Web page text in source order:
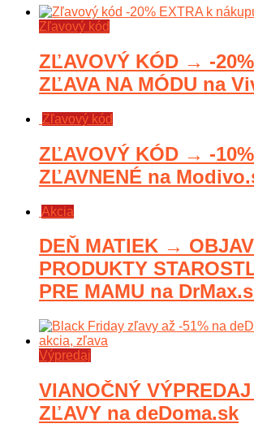
Zľavový kód
ZĽAVOVÝ KÓD → -
ZĽAVA NA MÓDU na
Zľavový kód
ZĽAVOVÝ KÓD → -
ZĽAVNENÉ na
Akcia
DEŇ MATIEK →
PRODUKTY
PRE MAMU na
Výpredaj
VIANOČNÝ
ZĽAVY na deDoma.sk